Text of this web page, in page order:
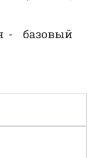
- базовый